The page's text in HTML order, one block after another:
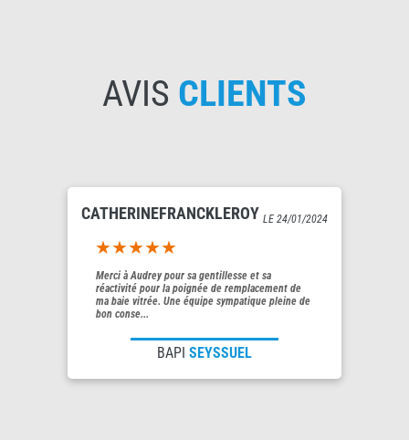
AVIS CLIENTS
CATHERINEFRANCKLEROY LE 24/01/2024
5out of 5
Merci à Audrey pour sa gentillesse et sa
réactivité pour la poignée de remplacement de
ma baie vitrée. Une équipe sympatique pleine de
bon conse...
BAPI SEYSSUEL